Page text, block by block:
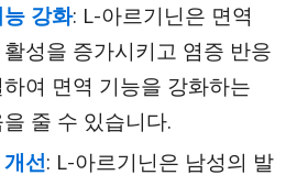
강화: L-아르기닌은 면역
성을 증가시키고 염증 반응
여 면역 기능을 강화하는
줄 수 있습니다.
선: L-아르기닌은 남성의 발